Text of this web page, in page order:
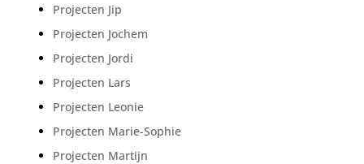
Projecten Jip
Projecten Jochem
Projecten Jordi
Projecten Lars
Projecten Leonie
Projecten Marie-Sophie
Projecten Martijn